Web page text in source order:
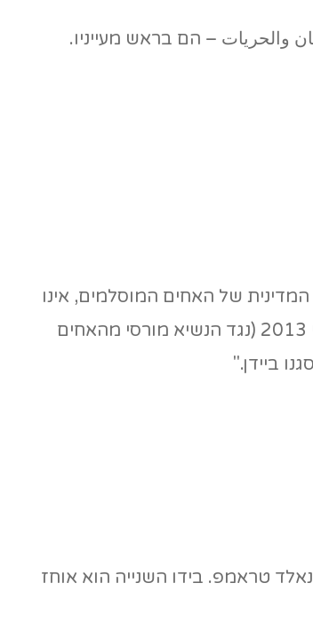
والحريات – הם בראש מעייניו.
של האחים המוסלמים, אינו
משליך יהבו כלל על ביידן. הוא אומר: מצרים לא מעניינת את ביידן. אין לו זמן אליה. אנחנו לא שוכחים שההפיכה של יולי 2013 (נגד הנשיא מורסי מהאחים
ביידן."
טראמפ. בידו השנייה הוא אוחז